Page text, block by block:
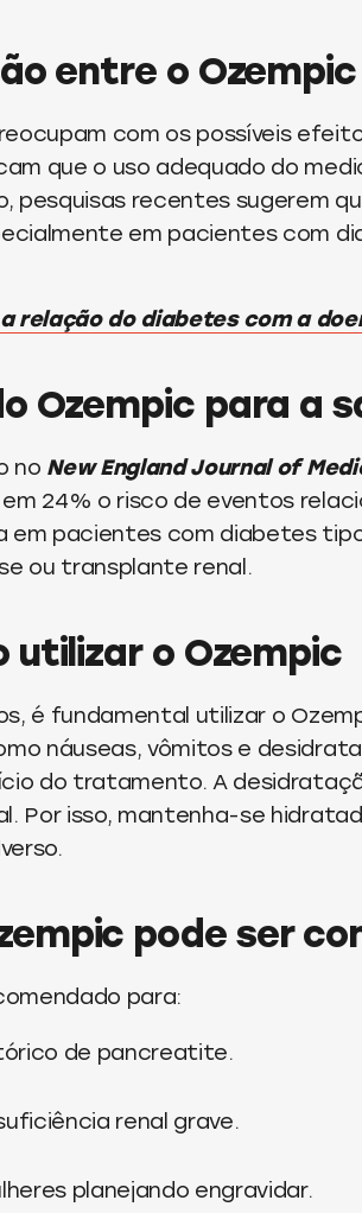
entre o
com os possíveis
que o uso adequado do
pesquisas recentes sugerem
em pacientes com
relação do diabetes com a
Ozempic para a
no New England Journal of
24% o risco de eventos
em pacientes com diabetes
ou transplante renal.
utilizar o Ozempic
é fundamental utilizar o
náuseas, vômitos e
do tratamento. A
Por isso, mantenha-se
pode ser
para:
de pancreatite.
renal grave.
planejando engravidar.